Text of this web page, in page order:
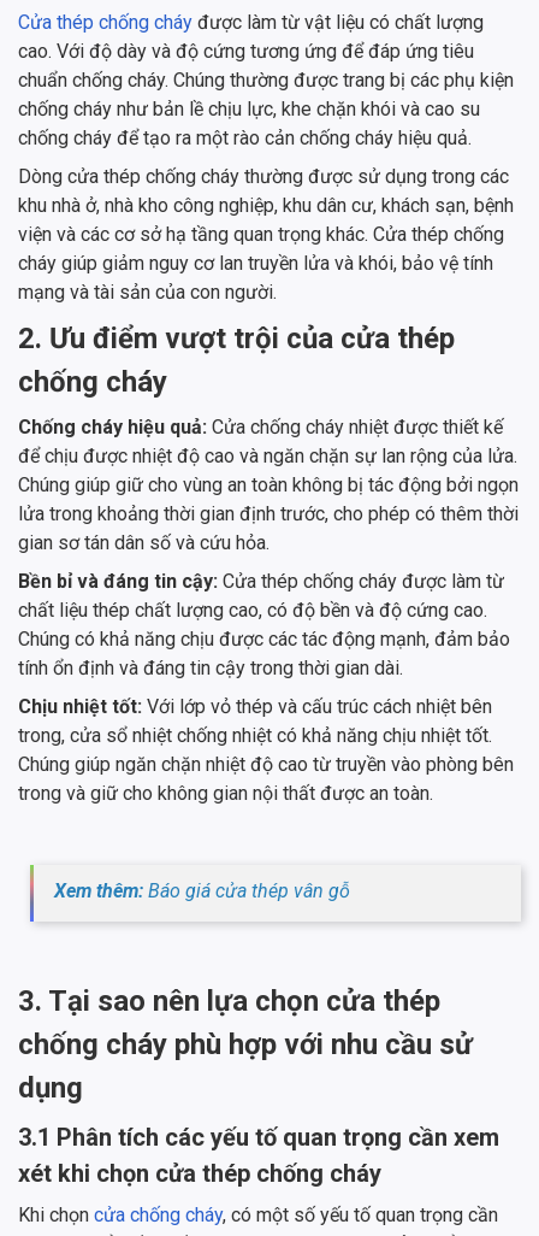
Cửa thép chống cháy được làm từ vật liệu có chất lượng
cao. Với độ dày và độ cứng tương ứng để đáp ứng tiêu
chuẩn chống cháy. Chúng thường được trang bị các phụ kiện
chống cháy như bản lề chịu lực, khe chặn khói và cao su
chống cháy để tạo ra một rào cản chống cháy hiệu quả.
Dòng cửa thép chống cháy thường được sử dụng trong các
khu nhà ở, nhà kho công nghiệp, khu dân cư, khách sạn, bệnh
viện và các cơ sở hạ tầng quan trọng khác. Cửa thép chống
cháy giúp giảm nguy cơ lan truyền lửa và khói, bảo vệ tính
mạng và tài sản của con người.
2. Ưu điểm vượt trội của cửa thép
chống cháy
Chống cháy hiệu quả: Cửa chống cháy nhiệt được thiết kế
để chịu được nhiệt độ cao và ngăn chặn sự lan rộng của lửa.
Chúng giúp giữ cho vùng an toàn không bị tác động bởi ngọn
lửa trong khoảng thời gian định trước, cho phép có thêm thời
gian sơ tán dân số và cứu hỏa.
Bền bỉ và đáng tin cậy: Cửa thép chống cháy được làm từ
chất liệu thép chất lượng cao, có độ bền và độ cứng cao.
Chúng có khả năng chịu được các tác động mạnh, đảm bảo
tính ổn định và đáng tin cậy trong thời gian dài.
Chịu nhiệt tốt: Với lớp vỏ thép và cấu trúc cách nhiệt bên
trong, cửa sổ nhiệt chống nhiệt có khả năng chịu nhiệt tốt.
Chúng giúp ngăn chặn nhiệt độ cao từ truyền vào phòng bên
trong và giữ cho không gian nội thất được an toàn.
Xem thêm: Báo giá cửa thép vân gỗ
3. Tại sao nên lựa chọn cửa thép
chống cháy phù hợp với nhu cầu sử
dụng
3.1 Phân tích các yếu tố quan trọng cần xem
xét khi chọn cửa thép chống cháy
Khi chọn cửa chống cháy, có một số yếu tố quan trọng cần